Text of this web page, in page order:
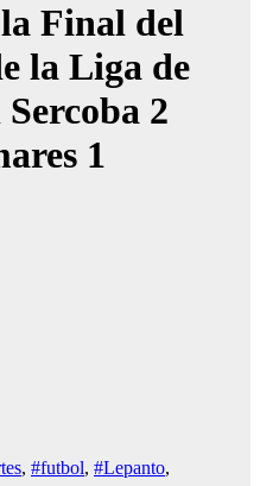
Final del
la Liga de
2
1
, #futbol, #Lepanto,